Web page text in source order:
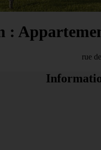
:
rue